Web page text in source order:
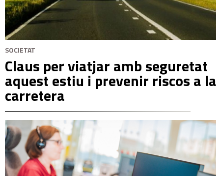
SOCIETAT
Claus per viatjar amb seguretat
aquest estiu i prevenir riscos a la
carretera